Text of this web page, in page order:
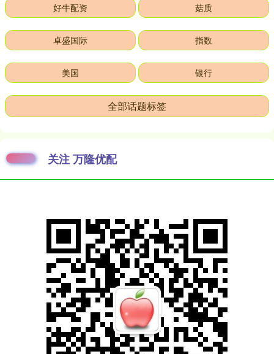
好牛配资 菇质
卓盛国际 指数
美国 银行
全部话题标签
关注 万隆优配